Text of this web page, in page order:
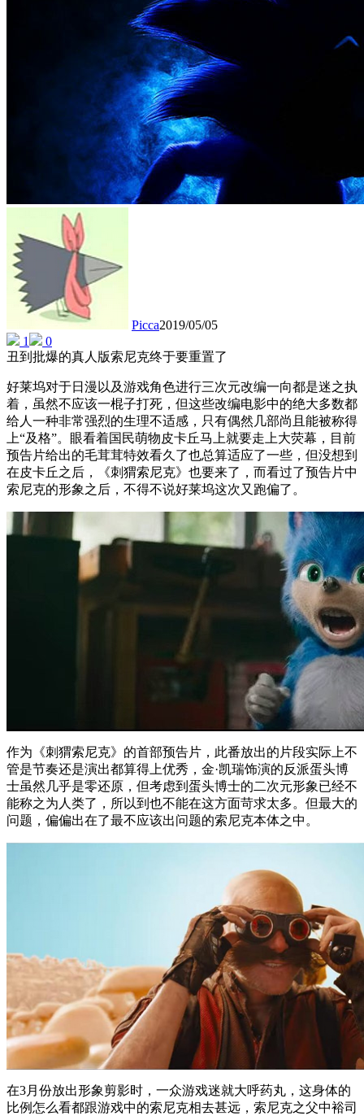
Picca2019/05/05
1
0
丑到批爆的真人版索尼克终于要重置了
好莱坞对于日漫以及游戏角色进行三次元改编一向都是迷之执
着，虽然不应该一棍子打死，但这些改编电影中的绝大多数都
给人一种非常强烈的生理不适感，只有偶然几部尚且能被称得
上“及格”。眼看着国民萌物皮卡丘马上就要走上大荧幕，目前
预告片给出的毛茸茸特效看久了也总算适应了一些，但没想到
在皮卡丘之后，《刺猬索尼克》也要来了，而看过了预告片中
索尼克的形象之后，不得不说好莱坞这次又跑偏了。
作为《刺猬索尼克》的首部预告片，此番放出的片段实际上不
管是节奏还是演出都算得上优秀，金·凯瑞饰演的反派蛋头博
士虽然几乎是零还原，但考虑到蛋头博士的二次元形象已经不
能称之为人类了，所以到也不能在这方面苛求太多。但最大的
问题，偏偏出在了最不应该出问题的索尼克本体之中。
在3月份放出形象剪影时，一众游戏迷就大呼药丸，这身体的
比例怎么看都跟游戏中的索尼克相去甚远，索尼克之父中裕司